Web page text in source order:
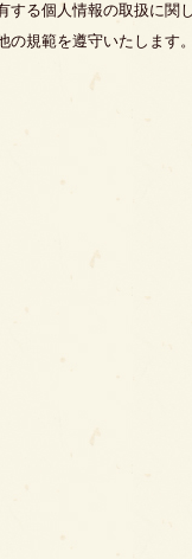
する個人情報の取扱に関
の規範を遵守いたします。